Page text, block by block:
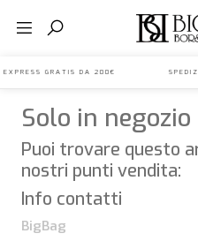
EXPRESS GRATIS DA 200€
Solo in negozio
Puoi trovare questo
nostri punti vendita:
Info contatti
BigBag